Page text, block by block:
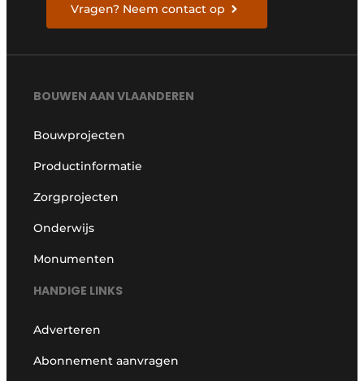
Vragen? Neem contact op
BOUWEN AAN VLAANDEREN
Bouwprojecten
Productinformatie
Zorgprojecten
Onderwijs
Monumenten
HANDIGE LINKS
Adverteren
Abonnement aanvragen